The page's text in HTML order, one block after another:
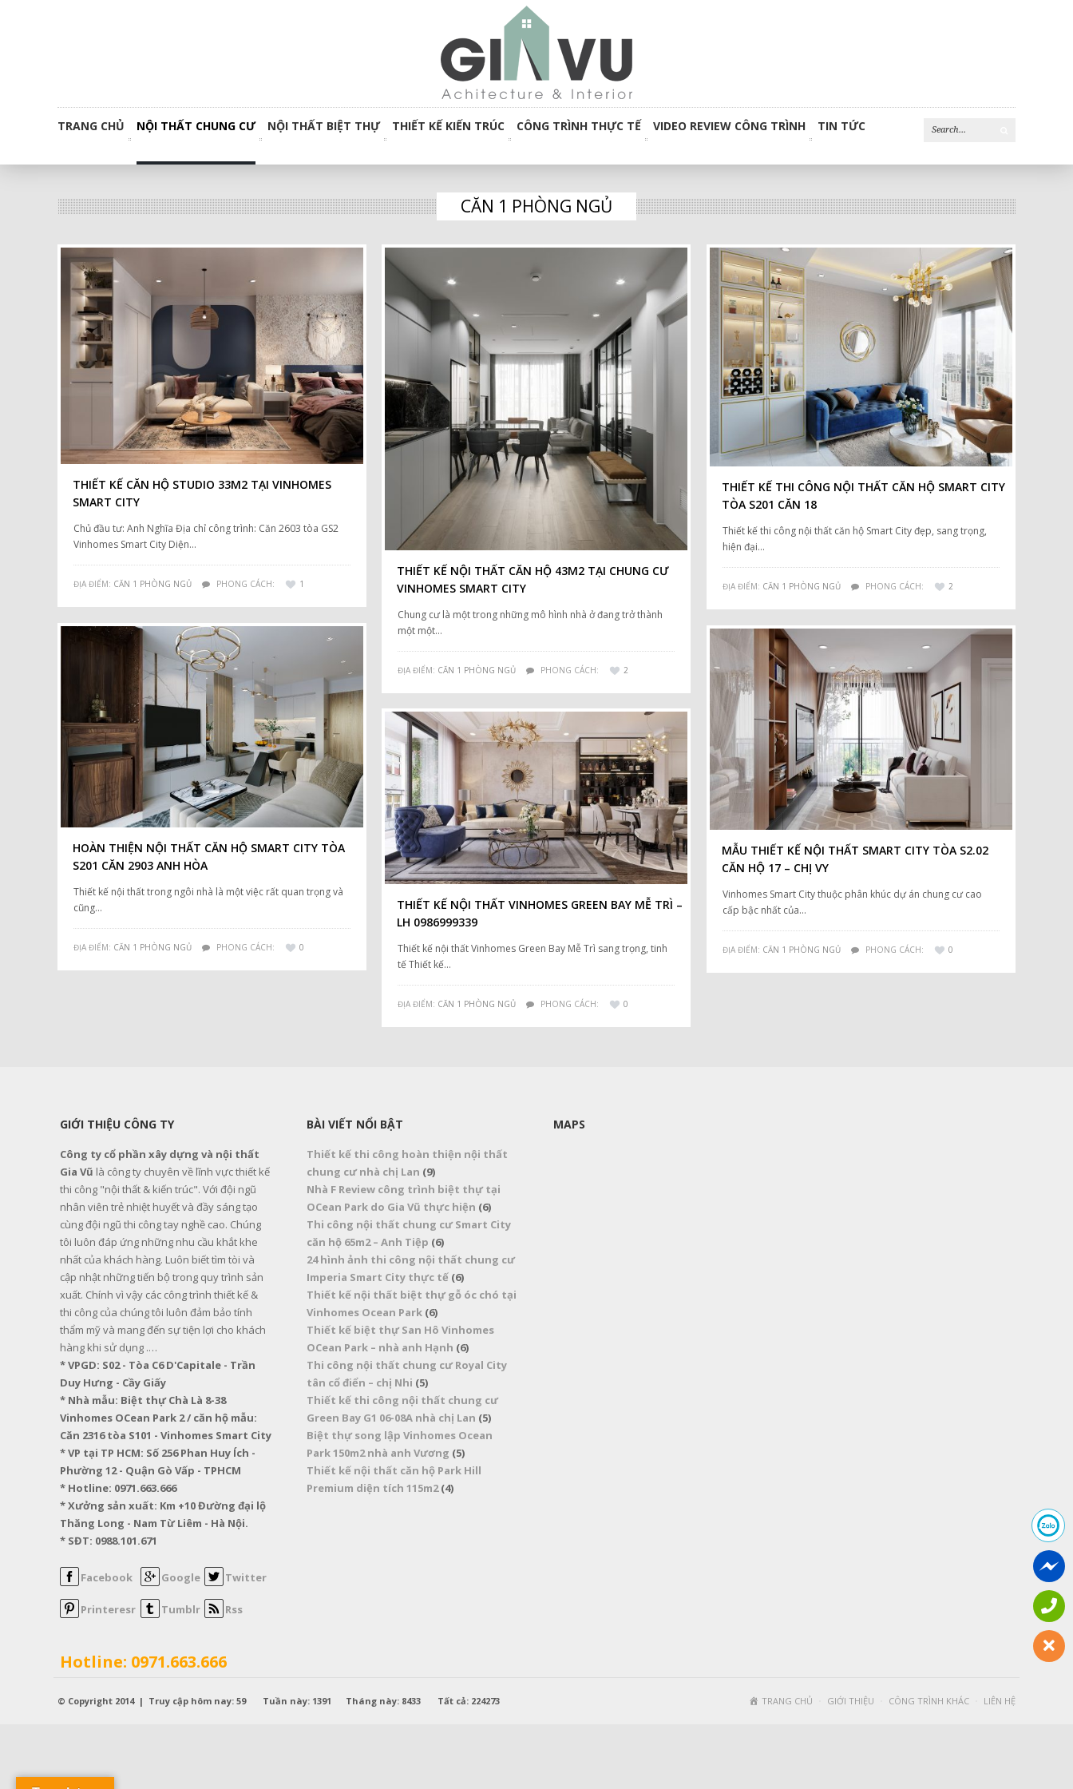
TRANG CHỦ NỘI THẤT CHUNG CƯ NỘI THẤT BIỆT THỰ THIẾT KẾ KIẾN TRÚC CÔNG TRÌNH THỰC TẾ VIDEO REVIEW CÔNG TRÌNH TIN TỨC
CĂN 1 PHÒNG NGỦ
THIẾT KẾ CĂN HỘ STUDIO 33M2 TẠI VINHOMES
SMART CITY
Chủ đầu tư: Anh Nghĩa Địa chỉ công trình: Căn 2603 tòa GS2
Vinhomes Smart City Diện…
ĐỊA ĐIỂM: CĂN 1 PHÒNG NGỦ PHONG CÁCH: 1
THIẾT KẾ NỘI THẤT CĂN HỘ 43M2 TẠI CHUNG CƯ
VINHOMES SMART CITY
Chung cư là một trong những mô hình nhà ở đang trở thành
một một…
ĐỊA ĐIỂM: CĂN 1 PHÒNG NGỦ PHONG CÁCH: 2
THIẾT KẾ THI CÔNG NỘI THẤT CĂN HỘ SMART CITY
TÒA S201 CĂN 18
Thiết kế thi công nội thất căn hộ Smart City đẹp, sang trọng,
hiện đại…
ĐỊA ĐIỂM: CĂN 1 PHÒNG NGỦ PHONG CÁCH: 2
HOÀN THIỆN NỘI THẤT CĂN HỘ SMART CITY TÒA
S201 CĂN 2903 ANH HÒA
Thiết kế nội thất trong ngôi nhà là một việc rất quan trọng và
cũng…
ĐỊA ĐIỂM: CĂN 1 PHÒNG NGỦ PHONG CÁCH: 0
MẪU THIẾT KẾ NỘI THẤT SMART CITY TÒA S2.02
CĂN HỘ 17 – CHỊ VY
Vinhomes Smart City thuộc phân khúc dự án chung cư cao
cấp bậc nhất của…
ĐỊA ĐIỂM: CĂN 1 PHÒNG NGỦ PHONG CÁCH: 0
THIẾT KẾ NỘI THẤT VINHOMES GREEN BAY MỄ TRÌ –
LH 0986999339
Thiết kế nội thất Vinhomes Green Bay Mễ Trì sang trọng, tinh
tế Thiết kế…
ĐỊA ĐIỂM: CĂN 1 PHÒNG NGỦ PHONG CÁCH: 0
GIỚI THIỆU CÔNG TY
Công ty cổ phần xây dựng và nội thất
Gia Vũ là công ty chuyên về lĩnh vực thiết kế
thi công "nội thất & kiến trúc". Với đội ngũ
nhân viên trẻ nhiệt huyết và đầy sáng tạo
cùng đội ngũ thi công tay nghề cao. Chúng
tôi luôn đáp ứng những nhu cầu khắt khe
nhất của khách hàng. Luôn biết tìm tòi và
cập nhật những tiến bộ trong quy trình sản
xuất. Chính vì vậy các công trình thiết kế &
thi công của chúng tôi luôn đảm bảo tính
thẩm mỹ và mang đến sự tiện lợi cho khách
hàng khi sử dụng .…
* VPGD: S02 - Tòa C6 D'Capitale - Trần
Duy Hưng - Cầy Giấy
* Nhà mẫu: Biệt thự Chà Là 8-38
Vinhomes OCean Park 2 / căn hộ mẫu:
Căn 2316 tòa S101 - Vinhomes Smart City
* VP tại TP HCM: Số 256 Phan Huy Ích -
Phường 12 - Quận Gò Vấp - TPHCM
* Hotline: 0971.663.666
* Xưởng sản xuất: Km +10 Đường đại lộ
Thăng Long - Nam Từ Liêm - Hà Nội.
* SĐT: 0988.101.671
Facebook Google Twitter
Printeresr Tumblr Rss
Hotline: 0971.663.666
BÀI VIẾT NỔI BẬT
Thiết kế thi công hoàn thiện nội thất
chung cư nhà chị Lan (9)
Nhà F Review công trình biệt thự tại
OCean Park do Gia Vũ thực hiện (6)
Thi công nội thất chung cư Smart City
căn hộ 65m2 – Anh Tiệp (6)
24 hình ảnh thi công nội thất chung cư
Imperia Smart City thực tế (6)
Thiết kế nội thất biệt thự gỗ óc chó tại
Vinhomes Ocean Park (6)
Thiết kế biệt thự San Hô Vinhomes
OCean Park – nhà anh Hạnh (6)
Thi công nội thất chung cư Royal City
tân cổ điển – chị Nhi (5)
Thiết kế thi công nội thất chung cư
Green Bay G1 06-08A nhà chị Lan (5)
Biệt thự song lập Vinhomes Ocean
Park 150m2 nhà anh Vương (5)
Thiết kế nội thất căn hộ Park Hill
Premium diện tích 115m2 (4)
MAPS
© Copyright 2014 | Truy cập hôm nay: 59 Tuần này: 1391 Tháng này: 8433 Tất cả: 224273 TRANG CHỦ GIỚI THIỆU CÔNG TRÌNH KHÁC LIÊN HỆ